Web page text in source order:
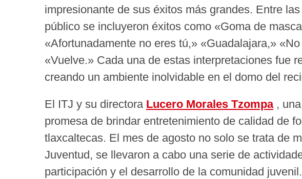
impresionante de sus éxitos más grandes. Entre
público se incluyeron éxitos como «Goma de
«Afortunadamente no eres tú,» «Guadalajara,»
«Vuelve.» Cada una de estas interpretaciones fue
creando un ambiente inolvidable en el domo del
El ITJ y su directora Lucero Morales Tzompa ,
promesa de brindar entretenimiento de calidad de
tlaxcaltecas. El mes de agosto no solo se trata de
Juventud, se llevaron a cabo una serie de
participación y el desarrollo de la comunidad juvenil.